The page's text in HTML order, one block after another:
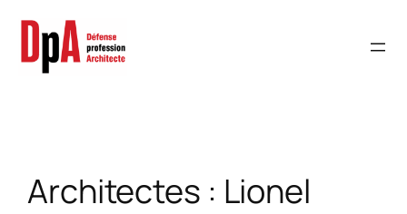
contenu
Architectes : Lionel